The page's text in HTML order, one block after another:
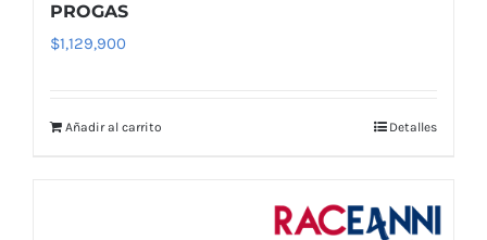
PROGAS
$1,129,900
Añadir al carrito Detalles